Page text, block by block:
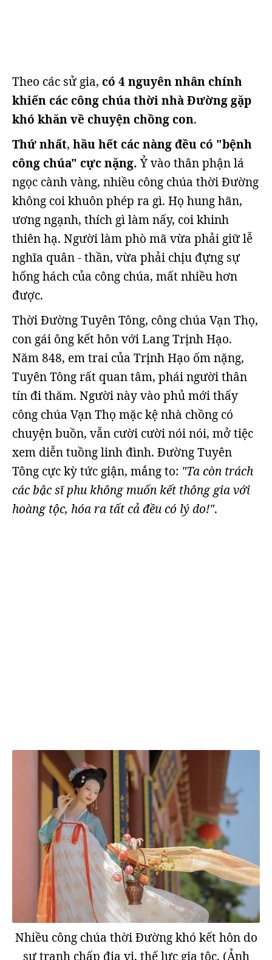
Theo các sử gia, có 4 nguyên nhân chính
khiến các công chúa thời nhà Đường gặp
khó khăn về chuyện chồng con.
Thứ nhất, hầu hết các nàng đều có "bệnh
công chúa" cực nặng.Ỷ vào thân phận lá
ngọc cành vàng, nhiều công chúa thời Đường
không coi khuôn phép ra gì. Họ hung hãn,
ương ngạnh, thích gì làm nấy, coi khinh
thiên hạ. Người làm phò mã vừa phải giữ lễ
nghĩa quân - thần, vừa phải chịu đựng sự
hống hách của công chúa, mất nhiều hơn
được.
Thời Đường Tuyên Tông, công chúa Vạn Thọ,
con gái ông kết hôn với Lang Trịnh Hạo.
Năm 848, em trai của Trịnh Hạo ốm nặng,
Tuyên Tông rất quan tâm, phái người thân
tín đi thăm. Người này vào phủ mới thấy
công chúa Vạn Thọ mặc kệ nhà chồng có
chuyện buồn, vẫn cười cười nói nói, mở tiệc
xem diễn tuồng linh đình. Đường Tuyên
Tông cực kỳ tức giận, mắng to: "Ta còn trách
các bậc sĩ phu không muốn kết thông gia với
hoàng tộc, hóa ra tất cả đều có lý do!".
Nhiều công chúa thời Đường khó kết hôn do
sự tranh chấp địa vị, thế lực gia tộc. (Ảnh